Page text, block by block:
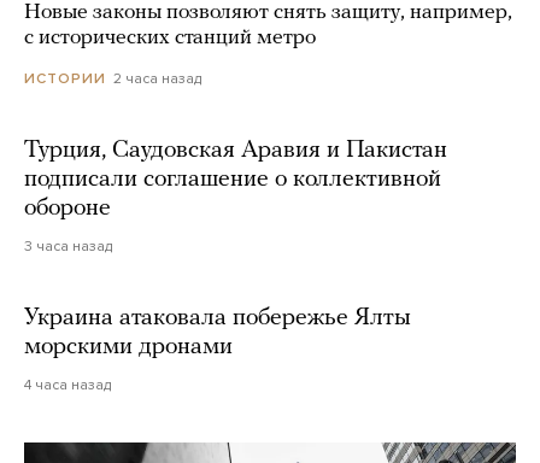
Новые законы позволяют снять защиту, например,
с исторических станций метро
ИСТОРИИ 2 часа назад
Турция, Саудовская Аравия и Пакистан
подписали соглашение о коллективной
обороне
3 часа назад
Украина атаковала побережье Ялты
морскими дронами
4 часа назад